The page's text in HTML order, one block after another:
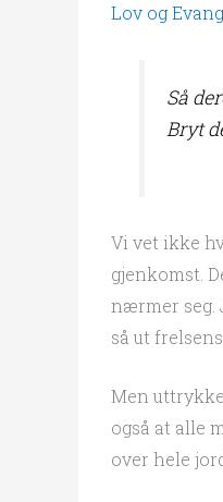
Lov og
Så
Bryt
Vi vet ikke
gjenkomst.
nærmer seg.
så ut
Men
også at alle
over hele